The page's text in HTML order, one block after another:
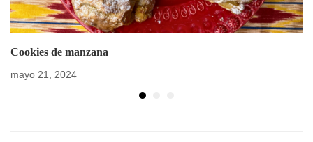
Cookies de manzana
mayo 21, 2024